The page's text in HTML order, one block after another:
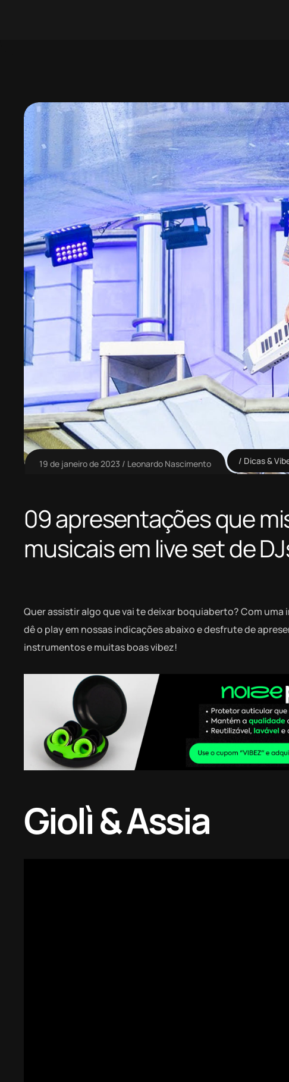
19 de janeiro de 2023 Leonardo Nascimento Dicas &
09 apresentações que
musicais em live set de
Quer assistir algo que vai te deixar boquiaberto? Com
dê o play em nossas indicações abaixo e desfrute de
instrumentos e muitas boas vibez!
Giolì & Assia